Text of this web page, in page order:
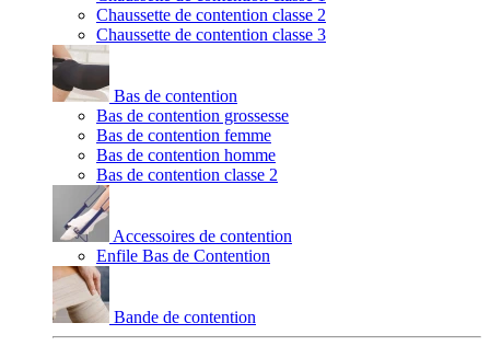
Chaussette de contention classe 2
Chaussette de contention classe 3
Bas de contention
Bas de contention grossesse
Bas de contention femme
Bas de contention homme
Bas de contention classe 2
Accessoires de contention
Enfile Bas de Contention
Bande de contention